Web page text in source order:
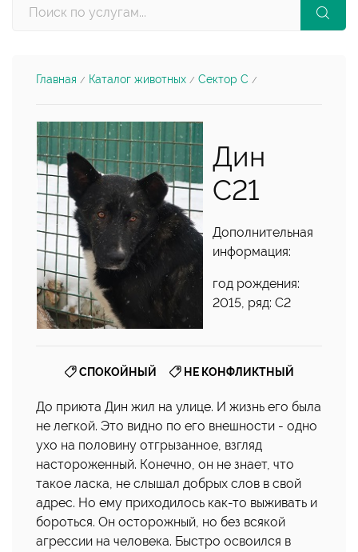
Главная / Каталог животных / Сектор С /
Дин
С21
Дополнительная
информация:
год рождения:
2015, ряд: С2
СПОКОЙНЫЙ НЕ КОНФЛИКТНЫЙ
До приюта Дин жил на улице. И жизнь его была
не легкой. Это видно по его внешности - одно
ухо на половину отгрызанное, взгляд
настороженный. Конечно, он не знает, что
такое ласка, не слышал добрых слов в свой
адрес. Но ему приходилось как-то выживать и
бороться. Он осторожный, но без всякой
агрессии на человека. Быстро освоился в